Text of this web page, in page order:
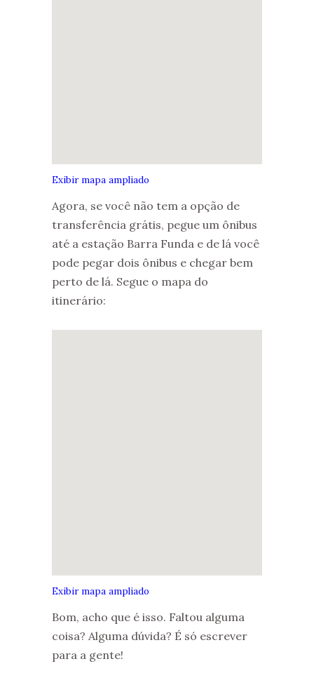
Exibir mapa ampliado
Agora, se você não tem a opção de
transferência grátis, pegue um ônibus
até a estação Barra Funda e de lá você
pode pegar dois ônibus e chegar bem
perto de lá. Segue o mapa do
itinerário:
Exibir mapa ampliado
Bom, acho que é isso. Faltou alguma
coisa? Alguma dúvida? É só escrever
para a gente!